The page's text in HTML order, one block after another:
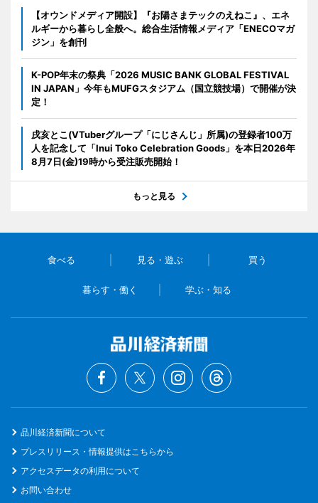
【オウンドメディア開設】『お陽さまテックのえねこ』、エネ
ルギーから暮らし全般へ。総合生活情報メディア「ENECOマガ
ジン」を創刊
K-POP年末の祭典「2026 MUSIC BANK GLOBAL FESTIVAL
IN JAPAN」今年もMUFGスタジアム（国立競技場）で開催が決
定！
戌亥とこ(VTuberグループ「にじさんじ」所属)の登録者100万
人を記念して「Inui Toko Celebration Goods」を本日2026年
8月7日(金)19時から受注販売開始！
もっと見る
食べる 見る・遊ぶ 買う
暮らす・働く 学ぶ・知る
品川経済新聞について
プレスリリース・情報提供はこちらから
アクセスデータの利用について
お問い合わせ